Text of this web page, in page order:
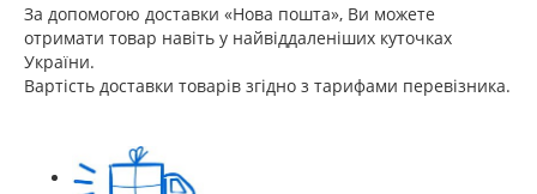
За допомогою доставки «Нова пошта», Ви можете
отримати товар навіть у найвіддаленіших куточках
України.
Вартість доставки товарів згідно з тарифами перевізника.